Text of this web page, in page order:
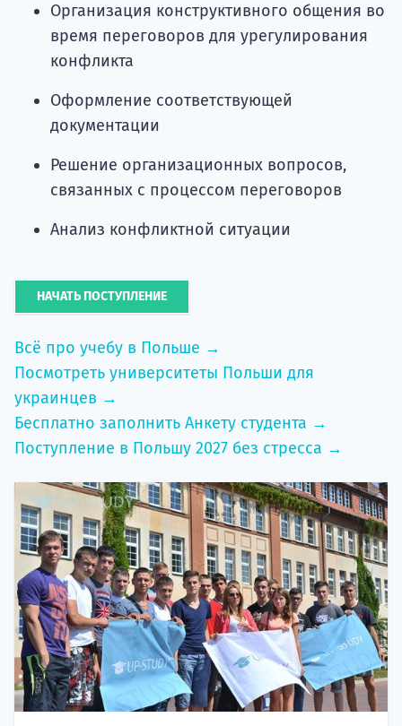
Организация конструктивного общения во
время переговоров для урегулирования
конфликта
Оформление соответствующей
документации
Решение организационных вопросов,
связанных с процессом переговоров
Анализ конфликтной ситуации
НАЧАТЬ ПОСТУПЛЕНИЕ
Всё про учебу в Польше →
Посмотреть университеты Польши для
украинцев →
Бесплатно заполнить Анкету студента →
Поступление в Польшу 2027 без стресса →